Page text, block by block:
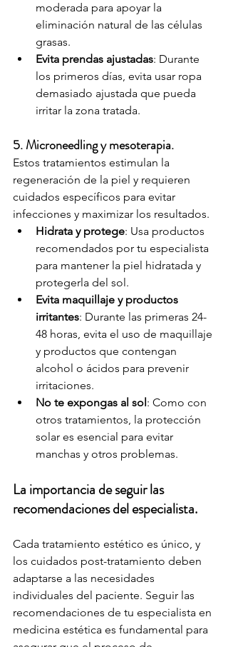
moderada para apoyar la
eliminación natural de las células
grasas.
Evita prendas ajustadas: Durante
los primeros días, evita usar ropa
demasiado ajustada que pueda
irritar la zona tratada.
5. Microneedling y mesoterapia.
Estos tratamientos estimulan la
regeneración de la piel y requieren
cuidados específicos para evitar
infecciones y maximizar los resultados.
Hidrata y protege: Usa productos
recomendados por tu especialista
para mantener la piel hidratada y
protegerla del sol.
Evita maquillaje y productos
irritantes: Durante las primeras 24-
48 horas, evita el uso de maquillaje
y productos que contengan
alcohol o ácidos para prevenir
irritaciones.
No te expongas al sol : Como con
otros tratamientos, la protección
solar es esencial para evitar
manchas y otros problemas.
La importancia de seguir las
recomendaciones del especialista.
Cada tratamiento estético es único, y
los cuidados post-tratamiento deben
adaptarse a las necesidades
individuales del paciente. Seguir las
recomendaciones de tu especialista en
medicina estética es fundamental para